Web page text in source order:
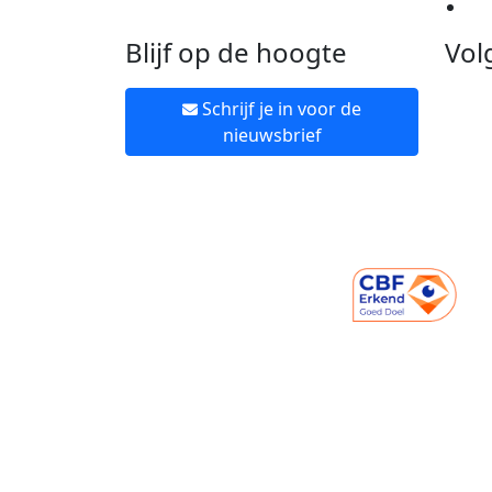
Blijf op de hoogte
Schrijf je in voor de
nieuwsbrief